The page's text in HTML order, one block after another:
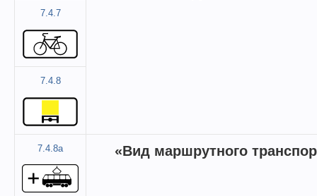
7.4.7
7.4.8
7.4.8а «Вид маршрутного